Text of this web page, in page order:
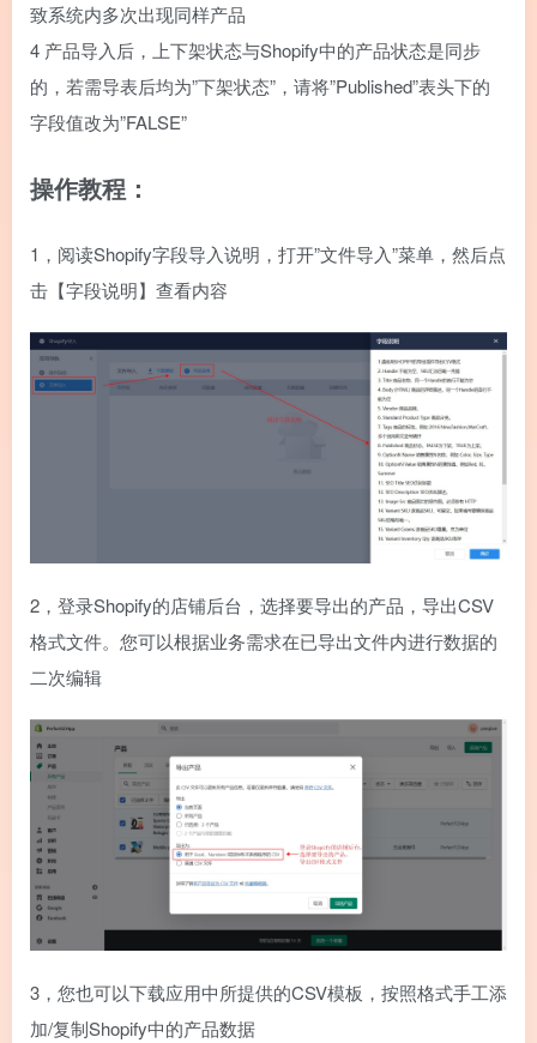
致系统内多次出现同样产品
4 产品导入后，上下架状态与Shopify中的产品状态是同步
的，若需导表后均为”下架状态”，请将”Published”表头下的
字段值改为”FALSE”
操作教程：
1，阅读Shopify字段导入说明，打开”文件导入”菜单，然后点
击【字段说明】查看内容
2，登录Shopify的店铺后台，选择要导出的产品，导出CSV
格式文件。您可以根据业务需求在已导出文件内进行数据的
二次编辑
3，您也可以下载应用中所提供的CSV模板，按照格式手工添
加/复制Shopify中的产品数据